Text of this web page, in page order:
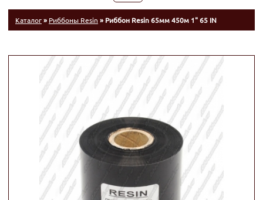
Каталог» Риббоны Resin » Риббон Resin 65мм 450м 1" 65 IN